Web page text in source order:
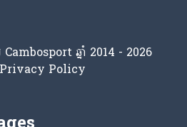
ឆ្នាំ 2014 - 2026
Policy